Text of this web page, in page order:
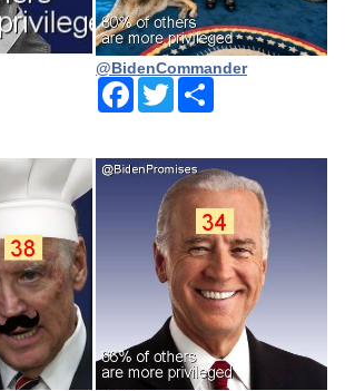
@BidenCommander
Facebook
TwitterShare